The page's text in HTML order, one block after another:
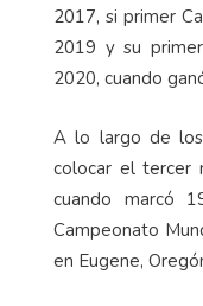
2017, si primer
2019 y su
2020, cuando
A lo largo de
colocar el tercer
cuando marcó
Campeonato
en Eugene,